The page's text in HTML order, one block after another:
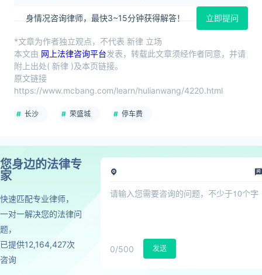
身情况咨询律师，最快3~15分钟获得解答！ 立即提问
*文章为作者独立观点，不代表 新律 立场
本文由 网上法律咨询平台发表，转载此文章须经作者同意，并请
附上出处( 新律 )及本页链接。
原文链接
https://www.mcbang.com/learn/hulianwang/4220.html
长沙 荣盛城 停车费
您身边的法律专
家
快速匹配专业律师，
一对一解决您的法律问
题，
已提供12,164,427次
咨询
0/500 发送